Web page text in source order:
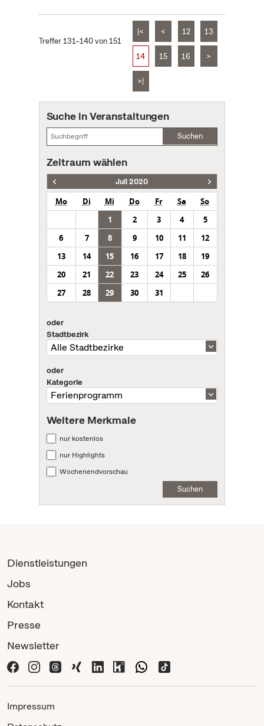
Treffer 131–140 von 151
|< < 12 13
14 15 16 >
>|
Suche in Veranstaltungen
Suchen
Zeitraum wählen
Juli 2020
Mo Di Mi Do Fr Sa
So
1
2 3 4
5
6
7 8 9 10 11
12
13
14 15 16 17 18
19
20
21 22 23 24 25
26
27
28 29 30 31
oder
Stadtbezirk
oder
Kategorie
Weitere Merkmale
nur kostenlos
nur Highlights
Wochenendvorschau
Suchen
Dienstleistungen
Jobs
Kontakt
Presse
Newsletter
Impressum